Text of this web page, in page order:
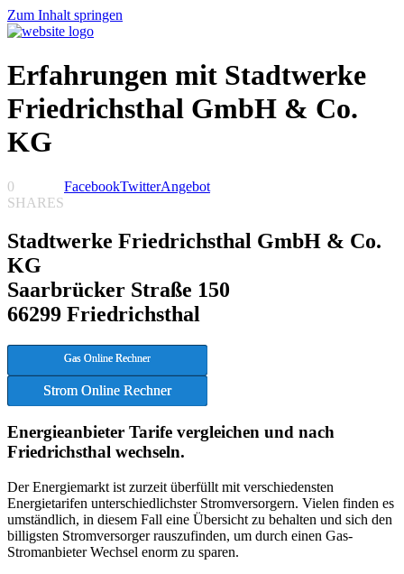
Zum Inhalt springen
Erfahrungen mit Stadtwerke
Friedrichsthal GmbH & Co.
KG
0
SHARES
FacebookTwitterAngebot
Stadtwerke Friedrichsthal GmbH & Co.
KG
Saarbrücker Straße 150
66299 Friedrichsthal
Gas Online Rechner
Strom Online Rechner
Energieanbieter Tarife vergleichen und nach
Friedrichsthal wechseln.
Der Energiemarkt ist zurzeit überfüllt mit verschiedensten
Energietarifen unterschiedlichster Stromversorgern. Vielen finden es
umständlich, in diesem Fall eine Übersicht zu behalten und sich den
billigsten Stromversorger rauszufinden, um durch einen Gas-
Stromanbieter Wechsel enorm zu sparen.